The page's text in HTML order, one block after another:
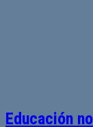
Educación